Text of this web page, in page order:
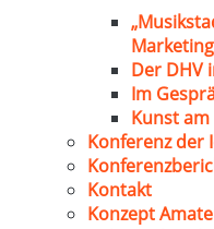
Der DHV
Im
Kunst am
Konferenz der
Kontakt
Konzept